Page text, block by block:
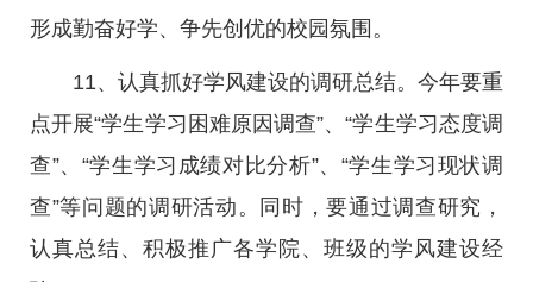
形成勤奋好学、争先创优的校园氛围。
11、认真抓好学风建设的调研总结。今年要重
点开展“学生学习困难原因调查”、“学生学习态度调
查”、“学生学习成绩对比分析”、“学生学习现状调
查”等问题的调研活动。同时，要通过调查研究，
认真总结、积极推广各学院、班级的学风建设经